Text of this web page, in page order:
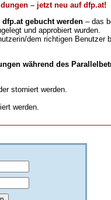
– jetzt neu auf dfp.at!
gebucht werden – das
und approbiert wurden.
dem richtigen Benutzer
während des
storniert werden.
werden.